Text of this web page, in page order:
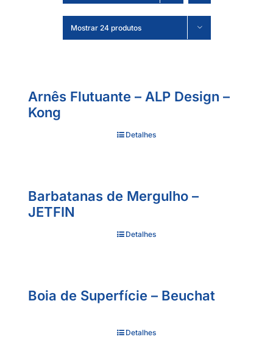
Mostrar 24 produtos
Arnês Flutuante – ALP Design –
Kong
Detalhes
Barbatanas de Mergulho –
JETFIN
Detalhes
Boia de Superfície – Beuchat
Detalhes